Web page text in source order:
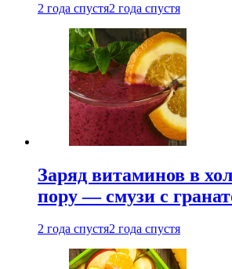
2 года спустя2 года спустя
Заряд витаминов в
пору — смузи с
2 года спустя2 года спустя